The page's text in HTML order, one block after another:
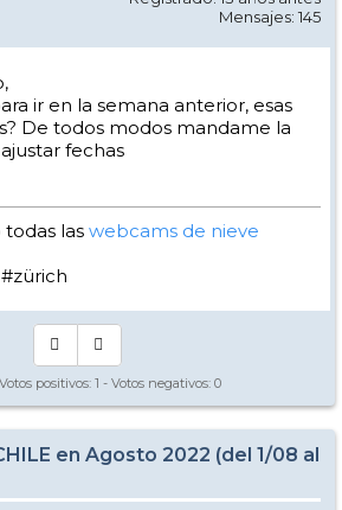
Mensajes: 145
ir en la semana anterior, esas
De todos modos mandame la
fechas
las webcams de nieve
positivos: 1 - Votos negativos: 0
en Agosto 2022 (del 1/08 al